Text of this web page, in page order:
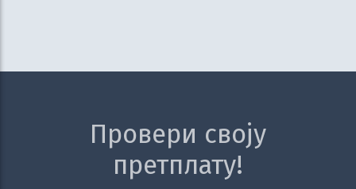
Провери своју
претплату!